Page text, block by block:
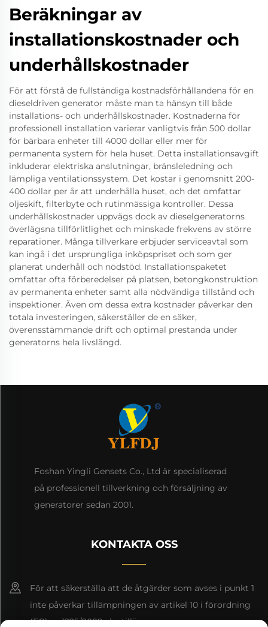
Beräkningar av
installationskostnader och
underhållskostnader
För att förstå de fullständiga kostnadsförhållandena för en
dieseldriven generator måste man ta hänsyn till både
installations- och underhållskostnader. Kostnaderna för
professionell installation varierar vanligtvis från 500 dollar
för bärbara enheter till 4000 dollar eller mer för
permanenta system för hela huset. Detta installationsavgift
inkluderar elektriska anslutningar, bränsleledning och
lämpliga ventilationssystem. Det kostar i genomsnitt 200-
400 dollar per år att underhålla huset, och det omfattar
oljeskift, filterbyte och rutinmässiga kontroller. Dessa
underhållskostnader uppvägs dock av dieselgeneratorns
överlägsna tillförlitlighet och minskade frekvens av större
reparationer. Många tillverkare erbjuder serviceavtal som
kan ingå i det ursprungliga inköpspriset och som ger
planerat underhåll och nödstöd. Installationspaketet
omfattar ofta förberedelser på platsen, betongkonstruktion
av permanenta enheter samt alla nödvändiga tillstånd och
inspektioner. Även om dessa extra kostnader påverkar den
totala investeringen, säkerställer de en säker,
överensstämmande drift och optimal prestanda under
generatorns hela livslängd.
Foshan Yingli Gensets Co., Ltd är specialiserad
på professionell tillverkning och försäljning av
generatorer sedan 2001.
KONTAKTA OSS
För att säkerställa att de åtgärder som avses i punkt 1
inte påverkar tillämpningen av artikel 10 i förordning
(EG) nr 1225/2009 ska tillämpas.